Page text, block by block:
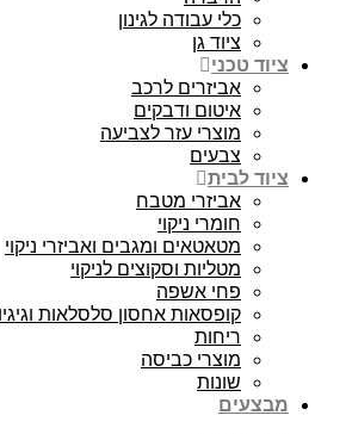
כלי עבודה לגינון
ציוד גן
ציוד טכני
אביזרים לרכב
איטום ודבקים
מוצרי עזר לצביעה
צבעים
ציוד לבית
אביזרי מטבח
חומרי ניקוי
מטאטאים ומגבים ואביזרי ניקוי
מטליות וסקוצים לניקוי
פחי אשפה
קופסאות אחסון סלסלאות
ריחות
מוצרי כביסה
שונות
מבצעים